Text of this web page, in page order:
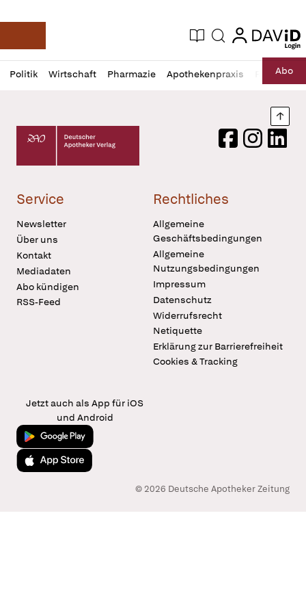
Deutsche Apotheker Zeitung
Aktuelle Ausgabe
Suche login
login
Politik Wirtschaft Pharmazie Apothekenpraxis RechtAbo
Profil
öffnen
Daz
Pur
Deutscher Apotheker Verlag Logo
FacebookInstagram
Service
Newsletter
Über uns
Kontakt
Mediadaten
Abo kündigen
RSS-Feed
Rechtliches
Allgemeine
Geschäftsbedingungen
Allgemeine
Nutzungsbedingungen
Impressum
Datenschutz
Widerrufsrecht
Netiquette
Erklärung zur Barrierefreiheit
Cookies & Tracking
Jetzt auch als App für iOS
und Android
Jetzt bei Google Play
Laden im App Store
© 2026 Deutsche Apotheker Zeitung